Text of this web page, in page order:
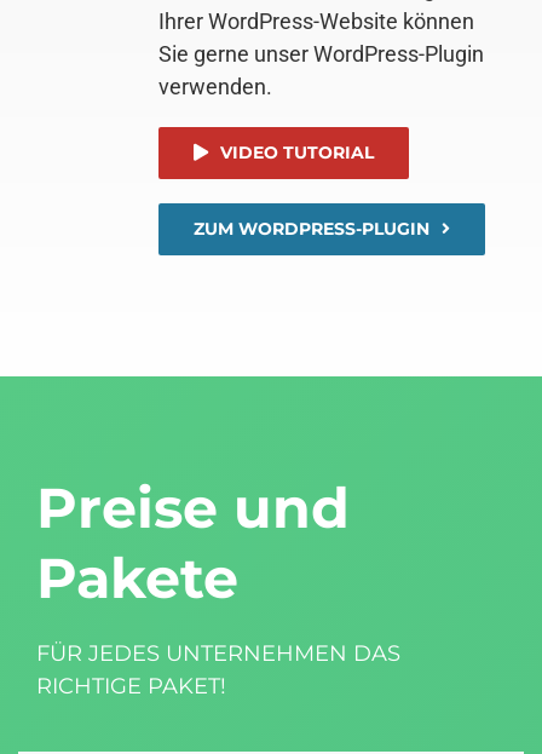
Ihrer WordPress-Website können
Sie gerne unser WordPress-Plugin
verwenden.
VIDEO TUTORIAL
ZUM WORDPRESS-PLUGIN
Preise und
Pakete
FÜR JEDES UNTERNEHMEN DAS
RICHTIGE PAKET!